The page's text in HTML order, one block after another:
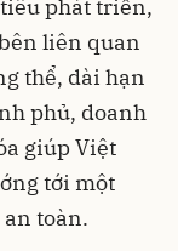
phát triển,
liên quan
thể, dài hạn
phủ, doanh
giúp Việt
tới một
toàn.